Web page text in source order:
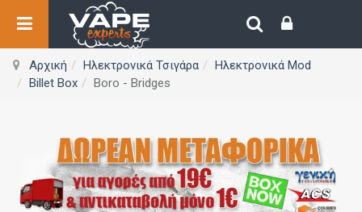
Αρχική Ηλεκτρονικά Τσιγάρα
Ηλεκτρονικά Mod
Billet Box
Boro - Bridges